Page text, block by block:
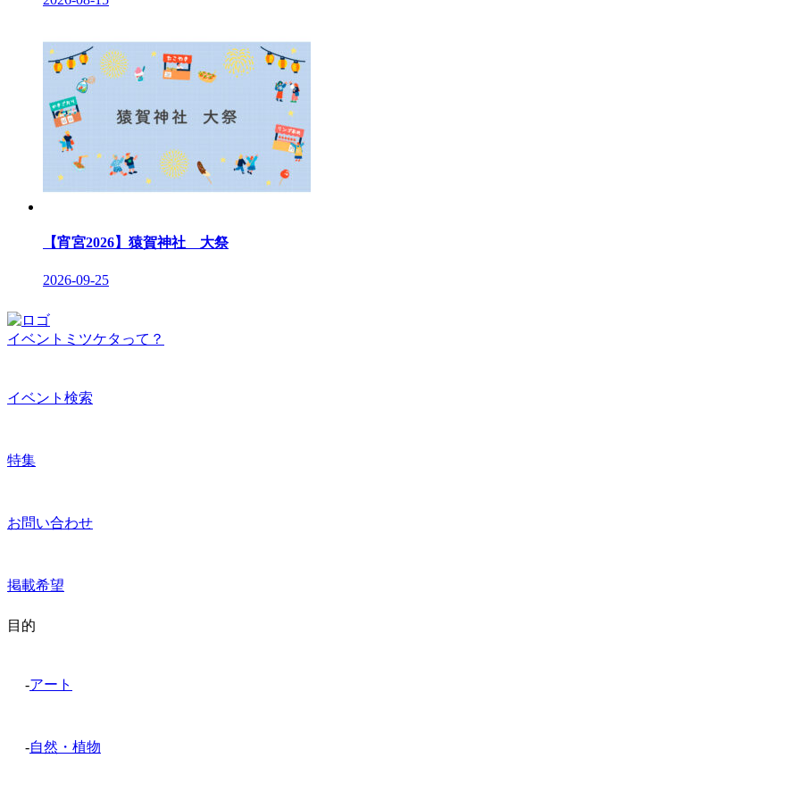
【宵宮2026】猿賀神社 大祭
2026-09-25
イベントミツケタって？
イベント検索
特集
お問い合わせ
掲載希望
目的
-アート
-自然・植物